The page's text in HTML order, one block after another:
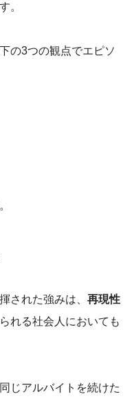
。
の3つの観点でエピソ
された強みは、 再現性
れる社会人においても
じアルバイトを続けた